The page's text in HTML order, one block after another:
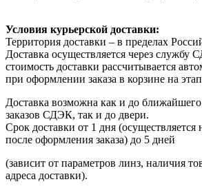
Условия курьерской доставки:
Территория доставки – в пределах
Доставка осуществляется через службу
стоимость доставки рассчитывается
при оформлении заказа в корзине на
Доставка возможна как и до
заказов СДЭК, так и до двери.
Срок доставки от 1 дня
после оформления заказа) до 5 дней
(зависит от параметров линз, наличия
адреса доставки).